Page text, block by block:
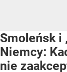
Smoleńsk i
Niemcy:
nie